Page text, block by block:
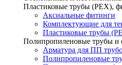
Пластиковые трубы (РЕХ),
Аксиальные фитинги
Комплектующие для
Пластиковые трубы
Полипропиленовые трубы и
Арматура для ПП
Полипропиленовые